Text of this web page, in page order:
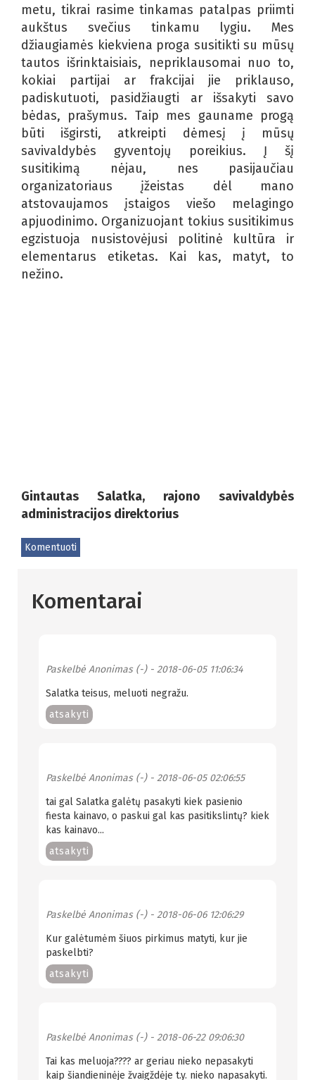
metu, tikrai rasime tinkamas patalpas priimti
aukštus svečius tinkamu lygiu. Mes
džiaugiamės kiekviena proga susitikti su mūsų
tautos išrinktaisiais, nepriklausomai nuo to,
kokiai partijai ar frakcijai jie priklauso,
padiskutuoti, pasidžiaugti ar išsakyti savo
bėdas, prašymus. Taip mes gauname progą
būti išgirsti, atkreipti dėmesį į mūsų
savivaldybės gyventojų poreikius. Į šį
susitikimą nėjau, nes pasijaučiau
organizatoriaus įžeistas dėl mano
atstovaujamos įstaigos viešo melagingo
apjuodinimo. Organizuojant tokius susitikimus
egzistuoja nusistovėjusi politinė kultūra ir
elementarus etiketas. Kai kas, matyt, to
nežino.
Gintautas Salatka, rajono savivaldybės
administracijos direktorius
Komentuoti
Komentarai
Paskelbė Anonimas (-)- 2018-06-05 11:06:34
Salatka teisus, meluoti negražu.
atsakyti
Paskelbė Anonimas (-)- 2018-06-05 02:06:55
tai gal Salatka galėtų pasakyti kiek pasienio
fiesta kainavo, o paskui gal kas pasitikslintų? kiek
kas kainavo...
atsakyti
Paskelbė Anonimas (-)- 2018-06-06 12:06:29
Kur galėtumėm šiuos pirkimus matyti, kur jie
paskelbti?
atsakyti
Paskelbė Anonimas (-)- 2018-06-22 09:06:30
Tai kas meluoja???? ar geriau nieko nepasakyti
kaip šiandieninėje žvaigždėje t.y. nieko napasakyti.